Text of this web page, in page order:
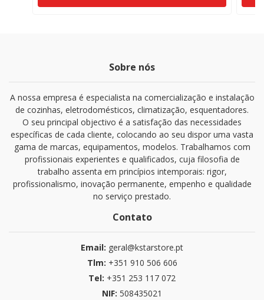
Sobre nós
A nossa empresa é especialista na comercialização e instalação
de cozinhas, eletrodomésticos, climatização, esquentadores.
O seu principal objectivo é a satisfação das necessidades
específicas de cada cliente, colocando ao seu dispor uma vasta
gama de marcas, equipamentos, modelos. Trabalhamos com
profissionais experientes e qualificados, cuja filosofia de
trabalho assenta em princípios intemporais: rigor,
profissionalismo, inovação permanente, empenho e qualidade
no serviço prestado.
Contato
Email: geral@kstarstore.pt
Tlm: +351 910 506 606
Tel: +351 253 117 072
NIF: 508435021